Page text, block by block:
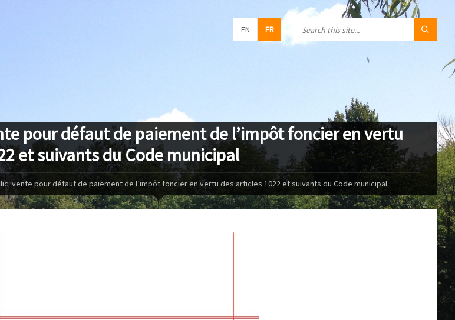
EN FR
pour défaut de paiement de l’impôt foncier en vertu
et suivants du Code municipal
vente pour défaut de paiement de l’impôt foncier en vertu des articles 1022 et suivants du Code municipal